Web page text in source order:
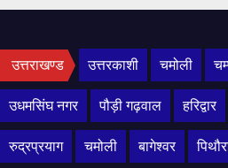
उत्तराखण्ड उत्तरकाशी चमोली
उधमसिंघ नगर पौड़ी गढ़वाल हरिद्वार
रुद्रप्रयाग चमोली बागेश्वर